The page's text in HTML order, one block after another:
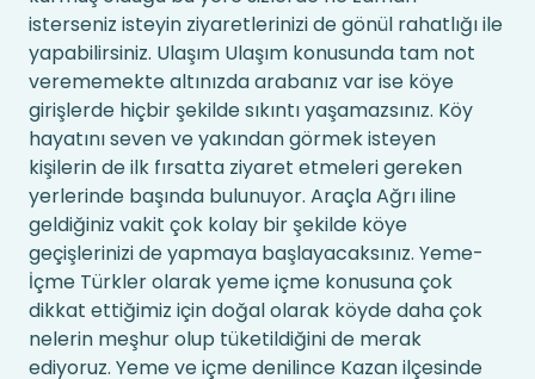
isterseniz isteyin ziyaretlerinizi de gönül rahatlığı ile
yapabilirsiniz. Ulaşım Ulaşım konusunda tam not
verememekte altınızda arabanız var ise köye
girişlerde hiçbir şekilde sıkıntı yaşamazsınız. Köy
hayatını seven ve yakından görmek isteyen
kişilerin de ilk fırsatta ziyaret etmeleri gereken
yerlerinde başında bulunuyor. Araçla Ağrı iline
geldiğiniz vakit çok kolay bir şekilde köye
geçişlerinizi de yapmaya başlayacaksınız. Yeme-
İçme Türkler olarak yeme içme konusuna çok
dikkat ettiğimiz için doğal olarak köyde daha çok
nelerin meşhur olup tüketildiğini de merak
ediyoruz. Yeme ve içme denilince Kazan ilçesinde